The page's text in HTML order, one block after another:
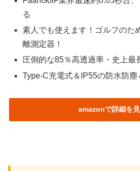
る
素人でも使えます！ゴルフのた
離測定器！
圧倒的な85％高透過率・史上最
Type-C充電式＆IP55の防水防塵
amazonで詳細を